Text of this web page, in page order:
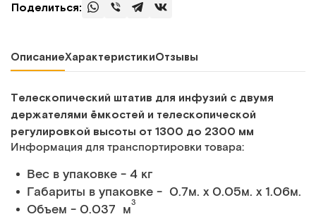
Поделиться:
ОписаниеХарактеристикиОтзывы
Телескопический штатив для инфузий с двумя
держателями ёмкостей и телескопической
регулировкой высоты от 1300 до 2300 мм
Информация для транспортировки товара:
Вес в упаковке - 4 кг
Габариты в упаковке - 0.7м. x 0.05м. x 1.06м.
Объем - 0.037 м3